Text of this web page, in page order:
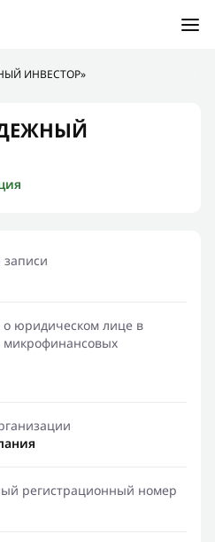
ИНВЕСТОР»
о юридическом лице в
микрофинансовых
регистрационный номер
не найдена.
время и сообщим
новый запрос